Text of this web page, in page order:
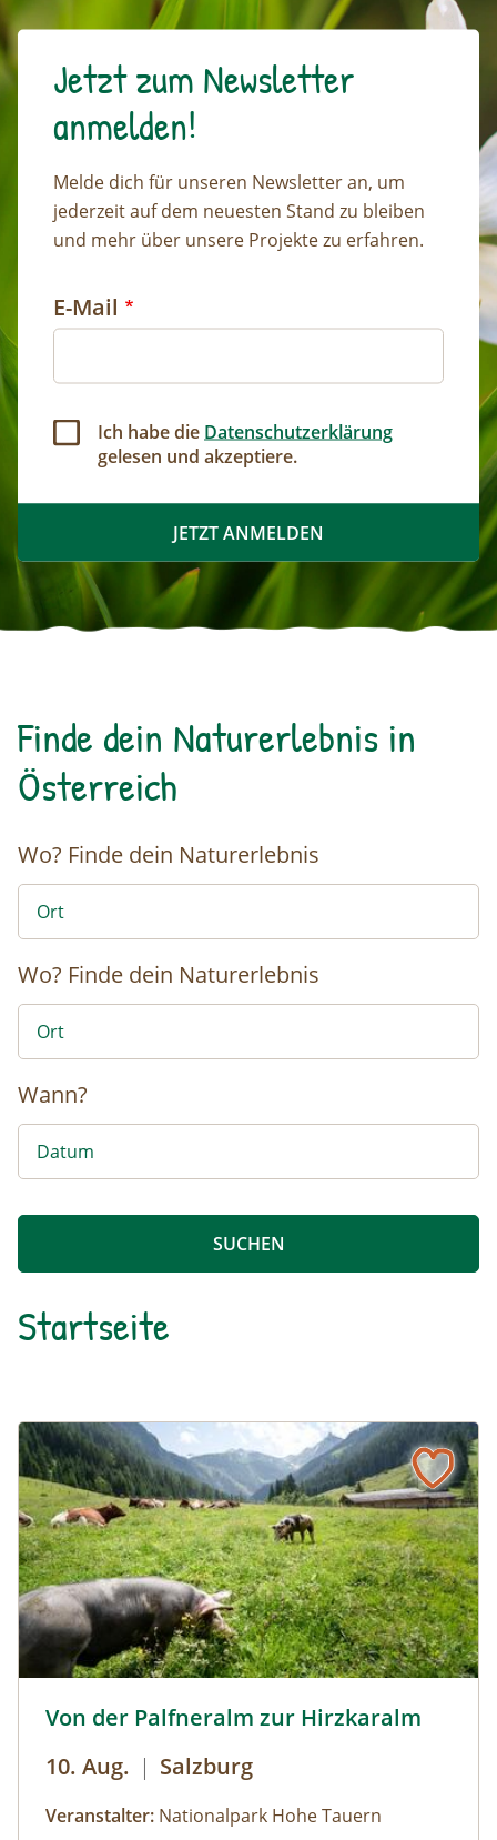
Jetzt zum Newsletter
anmelden!
Melde dich für unseren Newsletter an, um
jederzeit auf dem neuesten Stand zu bleiben
und mehr über unsere Projekte zu erfahren.
E-Mail
Ich habe die Datenschutzerklärung
gelesen und akzeptiere.
Finde dein Naturerlebnis in
Österreich
Wo? Finde dein Naturerlebnis
Wo? Finde dein Naturerlebnis
Wann?
Startseite
Von der Palfneralm zur Hirzkaralm
10. Aug. | Salzburg
Veranstalter: Nationalpark Hohe Tauern